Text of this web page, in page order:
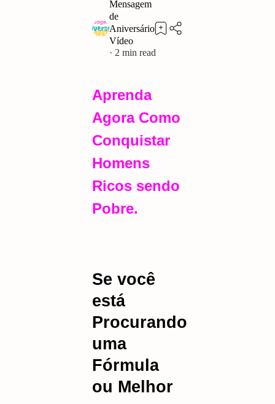
2
Aprenda
Agora Como
Conquistar
Homens
Ricos sendo
Pobre.
Se você
está
Procurando
uma
Fórmula
ou Melhor